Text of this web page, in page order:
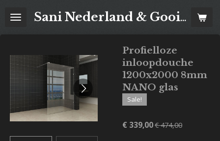
direct
Sani Nederland & Goois Tegelhuis
Profielloze
inloopdouche
1200x2000 8mm
NANO glas
Sale!
€ 339,00€ 474,00